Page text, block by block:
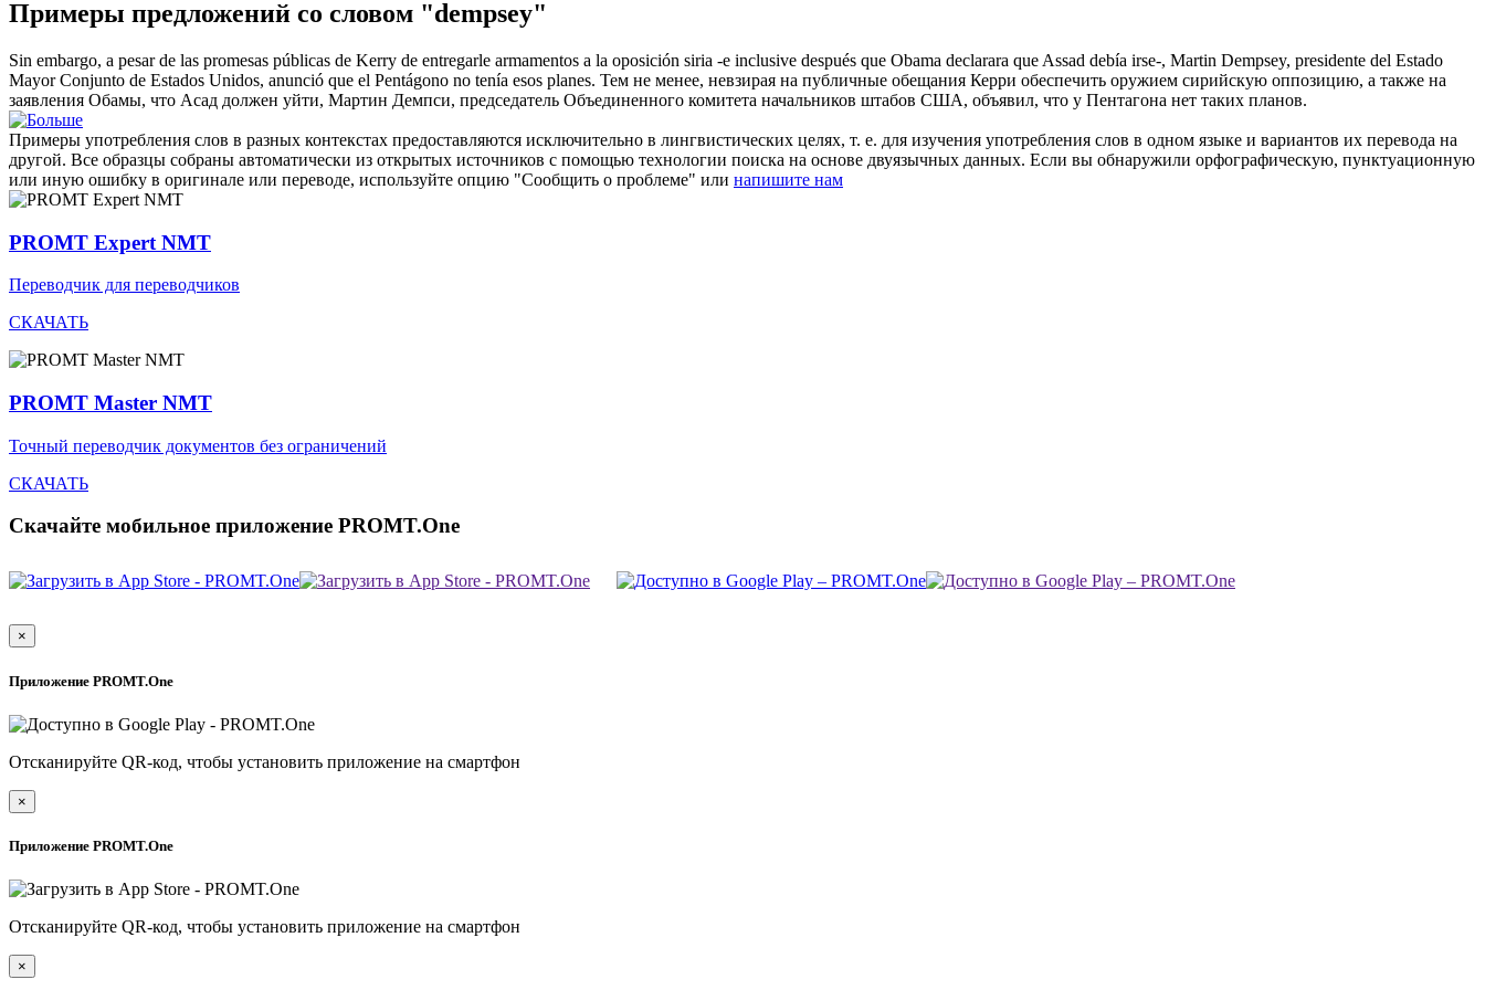
Примеры предложений со словом "dempsey"
Sin embargo, a pesar de las promesas públicas de Kerry de entregarle armamentos a la oposición siria -e inclusive después que Obama declarara que Assad debía irse-, Martin Dempsey, presidente del Estado
Mayor Conjunto de Estados Unidos, anunció que el Pentágono no tenía esos planes. Тем не менее, невзирая на публичные обещания Керри обеспечить оружием сирийскую оппозицию, а также на
заявления Обамы, что Асад должен уйти, Мартин Демпси, председатель Объединенного комитета начальников штабов США, объявил, что у Пентагона нет таких планов.
Примеры употребления слов в разных контекстах предоставляются исключительно в лингвистических целях, т. е. для изучения употребления слов в одном языке и вариантов их перевода на
другой. Все образцы собраны автоматически из открытых источников с помощью технологии поиска на основе двуязычных данных. Если вы обнаружили орфографическую, пунктуационную
или иную ошибку в оригинале или переводе, используйте опцию "Сообщить о проблеме" или напишите нам
PROMT Expert NMT
Переводчик для переводчиков
СКАЧАТЬ
PROMT Master NMT
Точный переводчик документов без ограничений
СКАЧАТЬ
Скачайте мобильное приложение PROMT.One
×
Приложение PROMT.One
Отсканируйте QR-код, чтобы установить приложение на смартфон
×
Приложение PROMT.One
Отсканируйте QR-код, чтобы установить приложение на смартфон
×